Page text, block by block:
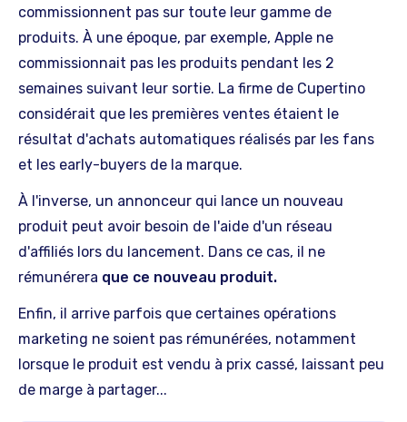
commissionnent pas sur toute leur gamme de
produits. À une époque, par exemple, Apple ne
commissionnait pas les produits pendant les 2
semaines suivant leur sortie. La firme de Cupertino
considérait que les premières ventes étaient le
résultat d'achats automatiques réalisés par les fans
et les early-buyers de la marque.
À l'inverse, un annonceur qui lance un nouveau
produit peut avoir besoin de l'aide d'un réseau
d'affiliés lors du lancement. Dans ce cas, il ne
rémunérera que ce nouveau produit.
Enfin, il arrive parfois que certaines opérations
marketing ne soient pas rémunérées, notamment
lorsque le produit est vendu à prix cassé, laissant peu
de marge à partager...